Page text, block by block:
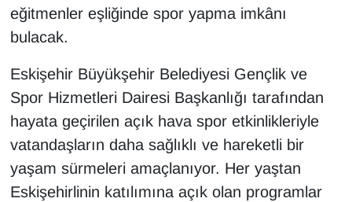
eğitmenler eşliğinde spor yapma imkânı
bulacak.
Eskişehir Büyükşehir Belediyesi Gençlik ve
Spor Hizmetleri Dairesi Başkanlığı tarafından
hayata geçirilen açık hava spor etkinlikleriyle
vatandaşların daha sağlıklı ve hareketli bir
yaşam sürmeleri amaçlanıyor. Her yaştan
Eskişehirlinin katılımına açık olan programlar